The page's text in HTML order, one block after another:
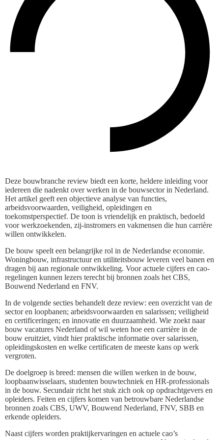
Deze bouwbranche review biedt een korte, heldere inleiding voor
iedereen die nadenkt over werken in de bouwsector in Nederland.
Het artikel geeft een objectieve analyse van functies,
arbeidsvoorwaarden, veiligheid, opleidingen en
toekomstperspectief. De toon is vriendelijk en praktisch, bedoeld
voor werkzoekenden, zij-instromers en vakmensen die hun carrière
willen ontwikkelen.
De bouw speelt een belangrijke rol in de Nederlandse economie.
Woningbouw, infrastructuur en utiliteitsbouw leveren veel banen en
dragen bij aan regionale ontwikkeling. Voor actuele cijfers en cao-
regelingen kunnen lezers terecht bij bronnen zoals het CBS,
Bouwend Nederland en FNV.
In de volgende secties behandelt deze review: een overzicht van de
sector en loopbanen; arbeidsvoorwaarden en salarissen; veiligheid
en certificeringen; en innovatie en duurzaamheid. Wie zoekt naar
bouw vacatures Nederland of wil weten hoe een carrière in de
bouw eruitziet, vindt hier praktische informatie over salarissen,
opleidingskosten en welke certificaten de meeste kans op werk
vergroten.
De doelgroep is breed: mensen die willen werken in de bouw,
loopbaanwisselaars, studenten bouwtechniek en HR-professionals
in de bouw. Secundair richt het stuk zich ook op opdrachtgevers en
opleiders. Feiten en cijfers komen van betrouwbare Nederlandse
bronnen zoals CBS, UWV, Bouwend Nederland, FNV, SBB en
erkende opleiders.
Naast cijfers worden praktijkervaringen en actuele cao’s